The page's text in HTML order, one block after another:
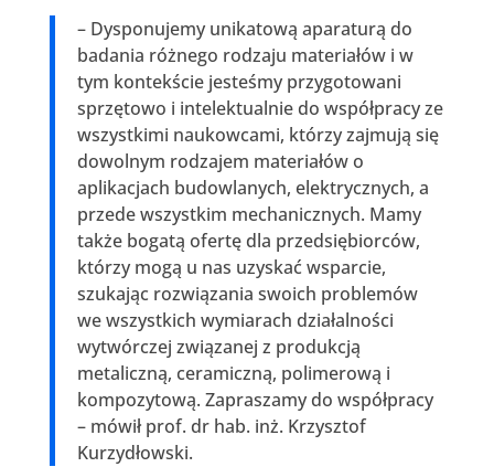
– Dysponujemy unikatową aparaturą do
badania różnego rodzaju materiałów i w
tym kontekście jesteśmy przygotowani
sprzętowo i intelektualnie do współpracy ze
wszystkimi naukowcami, którzy zajmują się
dowolnym rodzajem materiałów o
aplikacjach budowlanych, elektrycznych, a
przede wszystkim mechanicznych. Mamy
także bogatą ofertę dla przedsiębiorców,
którzy mogą u nas uzyskać wsparcie,
szukając rozwiązania swoich problemów
we wszystkich wymiarach działalności
wytwórczej związanej z produkcją
metaliczną, ceramiczną, polimerową i
kompozytową. Zapraszamy do współpracy
– mówił prof. dr hab. inż. Krzysztof
Kurzydłowski.